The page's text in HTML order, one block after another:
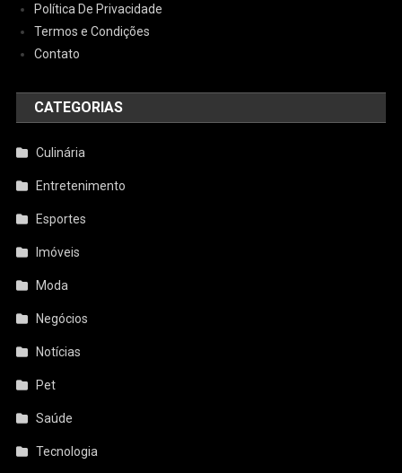
Política De Privacidade
Termos e Condições
Contato
CATEGORIAS
Culinária
Entretenimento
Esportes
Imóveis
Moda
Negócios
Notícias
Pet
Saúde
Tecnologia